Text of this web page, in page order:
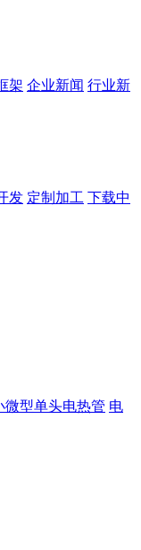
架 企业新闻 行业新
发 定制加工 下载中
微型单头电热管 电